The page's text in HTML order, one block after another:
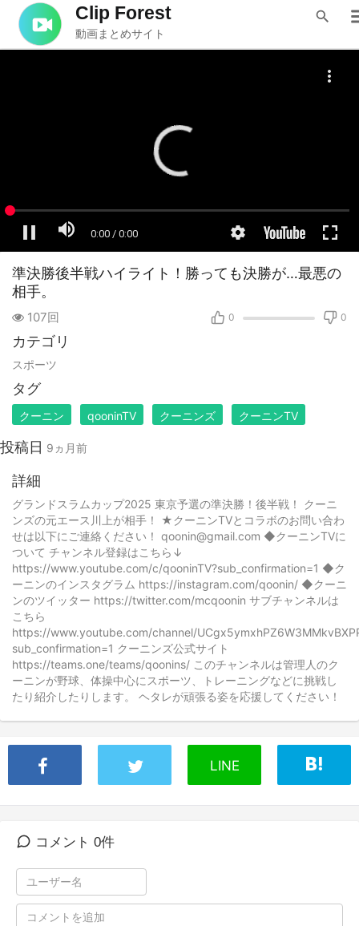
Clip Forest
動画まとめサイト
準決勝後半戦ハイライト！勝っても決勝が…最悪の
相手。
0 0
107回
カテゴリ
スポーツ
タグ
クーニン qooninTV クーニンズ クーニンTV
投稿日 9ヵ月前
詳細
グランドスラムカップ2025 東京予選の準決勝！後半戦！ クーニ
ンズの元エース川上が相手！ ★クーニンTVとコラボのお問い合わ
せは以下にご連絡ください！ qoonin@gmail.com ◆クーニンTVに
ついて チャンネル登録はこちら↓
https://www.youtube.com/c/qooninTV?sub_confirmation=1 ◆ク
ーニンのインスタグラム https://instagram.com/qoonin/ ◆クーニ
ンのツイッター https://twitter.com/mcqoonin サブチャンネルは
こちら
https://www.youtube.com/channel/
sub_confirmation=1 クーニンズ公式サイト
https://teams.one/teams/qoonins/ このチャンネルは管理人のク
ーニンが野球、体操中心にスポーツ、トレーニングなどに挑戦し
たり紹介したりします。 ヘタレが頑張る姿を応援してください！
LINE
コメント 0件